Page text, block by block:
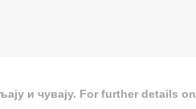
и чувају. For further details on